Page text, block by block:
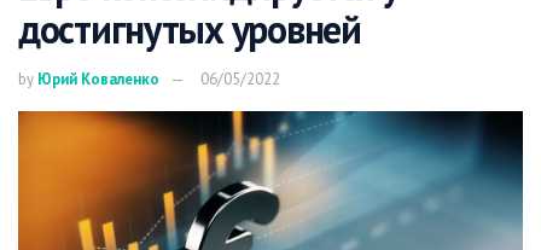
достигнутых уровней
by Юрий Коваленко 06/05/2022